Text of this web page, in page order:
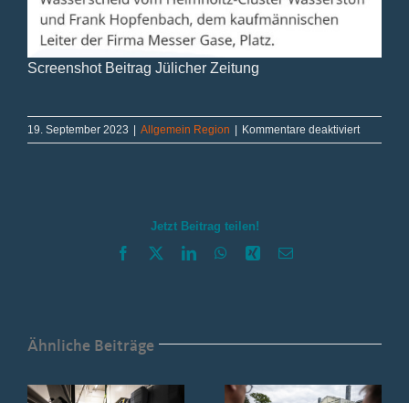
Screenshot Beitrag Jülicher Zeitung
19. September 2023 | Allgemein Region | Kommentare deaktiviertfür
Vielen
Jetzt Beitrag teilen!
Facebook LinkedInWhatsApp
Xing E-
Ähnliche Beiträge